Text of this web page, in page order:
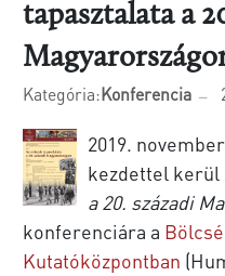
tapasztalata a
Kategória:Konferencia
2019.
kezdettel kerül
a 20. századi
konferenciára a
Kutatóközpontban